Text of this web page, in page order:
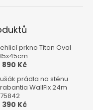
prkno Titan Oval
890 Kč
prádla na stěnu
WallFix 24m
390 Kč